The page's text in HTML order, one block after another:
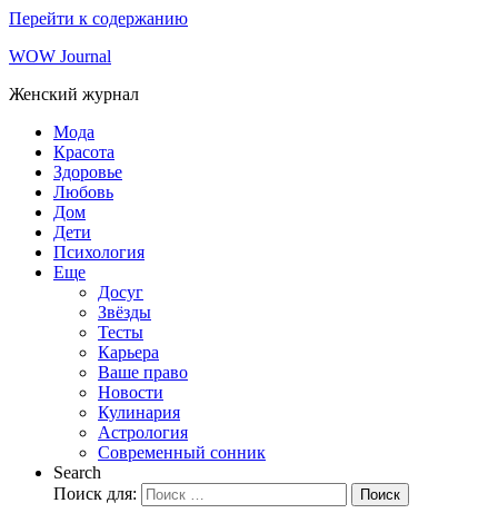
Перейти к содержанию
WOW Journal
Женский журнал
Мода
Красота
Здоровье
Любовь
Дом
Дети
Психология
Еще
Досуг
Звёзды
Тесты
Карьера
Ваше право
Новости
Кулинария
Астрология
Современный сонник
Search
Поиск для:
Поиск